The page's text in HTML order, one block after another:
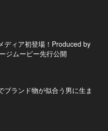
ディア初登場！Produced by
ジムービー先行公開
ブランド物が似合う男に生ま